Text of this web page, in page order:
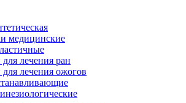
медицинские
лечения ран
лечения ожогов